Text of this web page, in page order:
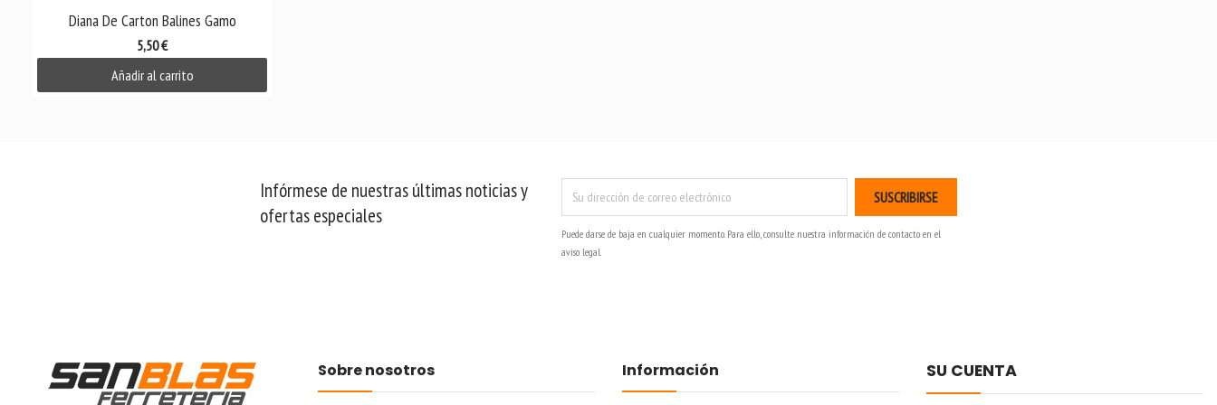
Vista rápida
Diana De Carton Balines Gamo
5,50 €
Añadir al carrito
Infórmese de nuestras últimas noticias y
ofertas especiales
Puede darse de baja en cualquier momento. Para ello, consulte nuestra información de contacto en el
aviso legal.
Sobre nosotros Información SU CUENTA